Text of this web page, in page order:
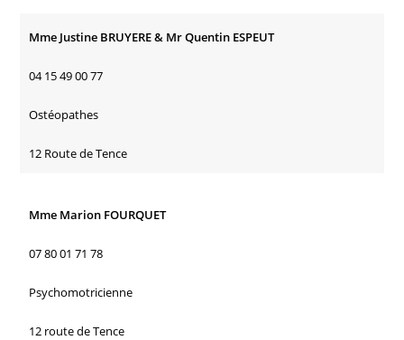
Mme Justine BRUYERE & Mr Quentin ESPEUT
04 15 49 00 77
Ostéopathes
12 Route de Tence
Mme Marion FOURQUET
07 80 01 71 78
Psychomotricienne
12 route de Tence